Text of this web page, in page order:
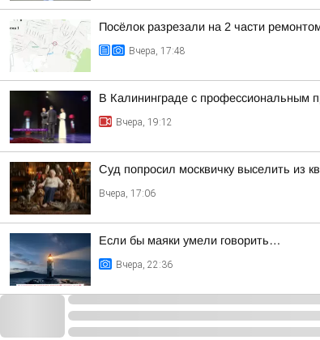
Посёлок разрезали на 2 части
Вчера, 17:48
В Калининграде с профессиональным
Вчера, 19:12
Суд попросил москвичку выселить из
Вчера, 17:06
Если бы маяки умели говорить…
Вчера, 22:36